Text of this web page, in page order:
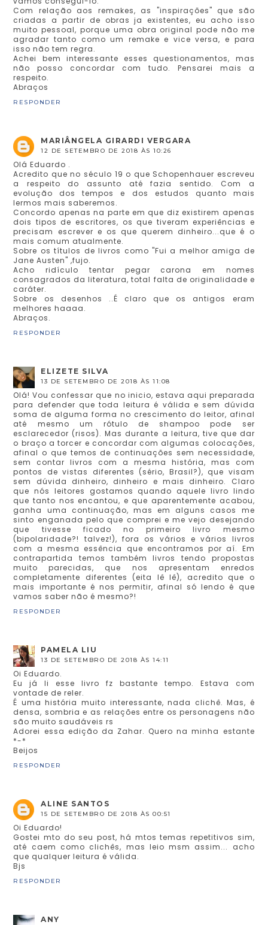
Com relação aos remakes, as "inspirações" que são
criadas a partir de obras ja existentes, eu acho isso
muito pessoal, porque uma obra original pode não me
agradar tanto como um remake e vice versa, e para
isso não tem regra.
Achei bem interessante esses questionamentos, mas
não posso concordar com tudo. Pensarei mais a
respeito.
Abraços
RESPONDER
MARIÂNGELA GIRARDI VERGARA
12 DE SETEMBRO DE 2018 ÀS 10:26
Olá Eduardo .
Acredito que no século 19 o que Schopenhauer escreveu
a respeito do assunto até fazia sentido. Com a
evolução dos tempos e dos estudos quanto mais
lermos mais saberemos.
Concordo apenas na parte em que diz existirem apenas
dois tipos de escritores, os que tiveram experiências e
precisam escrever e os que querem dinheiro...que é o
mais comum atualmente.
Sobre os títulos de livros como "Fui a melhor amiga de
Jane Austen" ,fujo.
Acho ridículo tentar pegar carona em nomes
consagrados da literatura, total falta de originalidade e
caráter.
Sobre os desenhos ..É claro que os antigos eram
melhores haaaa.
Abraços.
RESPONDER
ELIZETE SILVA
13 DE SETEMBRO DE 2018 ÀS 11:08
Olá! Vou confessar que no inicio, estava aqui preparada
para defender que toda leitura é válida e sem dúvida
soma de alguma forma no crescimento do leitor, afinal
até mesmo um rótulo de shampoo pode ser
esclarecedor (risos). Mas durante a leitura, tive que dar
o braço a torcer e concordar com algumas colocações,
afinal o que temos de continuações sem necessidade,
sem contar livros com a mesma história, mas com
pontos de vistas diferentes (sério, Brasil?), que visam
sem dúvida dinheiro, dinheiro e mais dinheiro. Claro
que nós leitores gostamos quando aquele livro lindo
que tanto nos encantou, e que aparentemente acabou,
ganha uma continuação, mas em alguns casos me
sinto enganada pelo que comprei e me vejo desejando
que tivesse ficado no primeiro livro mesmo
(bipolaridade?! talvez!), fora os vários e vários livros
com a mesma essência que encontramos por aí. Em
contrapartida temos também livros tendo propostas
muito parecidas, que nos apresentam enredos
completamente diferentes (eita lê lê), acredito que o
mais importante é nos permitir, afinal só lendo é que
vamos saber não é mesmo?!
RESPONDER
PAMELA LIU
13 DE SETEMBRO DE 2018 ÀS 14:11
Oi Eduardo.
Eu já li esse livro fz bastante tempo. Estava com
vontade de reler.
É uma história muito interessante, nada clichê. Mas, é
densa, sombria e as relações entre os personagens não
são muito saudáveis rs
Adorei essa edição da Zahar. Quero na minha estante
*-*
Beijos
RESPONDER
ALINE SANTOS
15 DE SETEMBRO DE 2018 ÀS 00:51
Oi Eduardo!
Gostei mto do seu post, há mtos temas repetitivos sim,
até caem como clichês, mas leio msm assim... acho
que qualquer leitura é válida.
Bjs
RESPONDER
ANY